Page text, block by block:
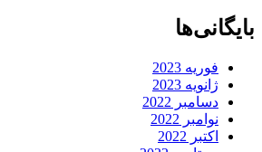
بایگانی‌ها
فوریه 2023
ژانویه 2023
دسامبر 2022
نوامبر 2022
اکتبر 2022